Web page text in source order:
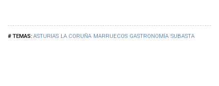
ASTURIAS LA CORUÑA MARRUECOS GASTRONOMÍA SUBASTA